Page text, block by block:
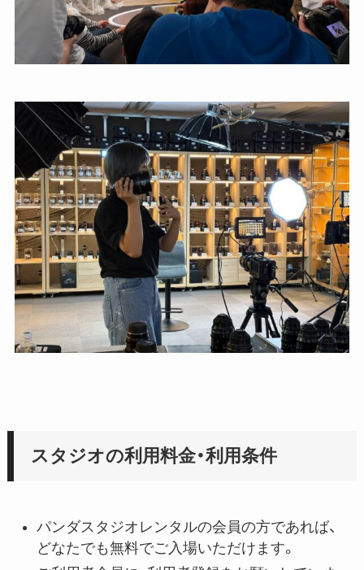
スタジオの利用料金・利用条件
パンダスタジオレンタルの会員の方であれば、
どなたでも無料でご入場いただけます。